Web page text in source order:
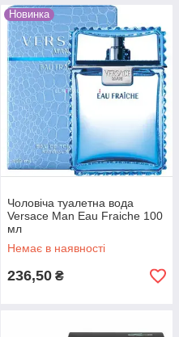
Новинка
Чоловіча туалетна вода
Versace Man Eau Fraiche 100
мл
Немає в наявності
236,50 ₴